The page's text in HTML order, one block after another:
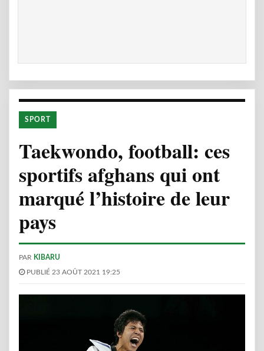
SPORT
Taekwondo, football: ces
sportifs afghans qui ont
marqué l’histoire de leur
pays
PAR KIBARU
PUBLIÉ 23 AOÛT 2021 19:25